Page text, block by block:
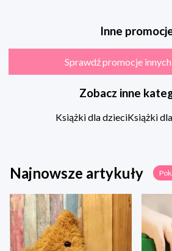
Inne
Sprawdź promocje
Zobacz inne
Książki dla dzieciKsiążki
Najnowsze artykuły